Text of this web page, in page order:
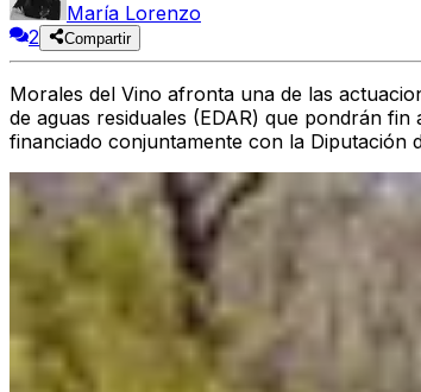
María Lorenzo
2
Compartir
Morales del Vino afronta una de las
de aguas residuales (EDAR) que pondrán
financiado conjuntamente con la